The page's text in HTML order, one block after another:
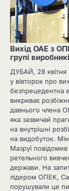
Вихід ОАЕ з
групі
ДУБАЙ, 28 квітня
у вівторок про
безпрецедентна
викриває
давнього члена
яка зазвичай
на внутрішні
на видобуток.
Мазруї
ретельного
держави. На
лідером ОПЕК,
порушували це